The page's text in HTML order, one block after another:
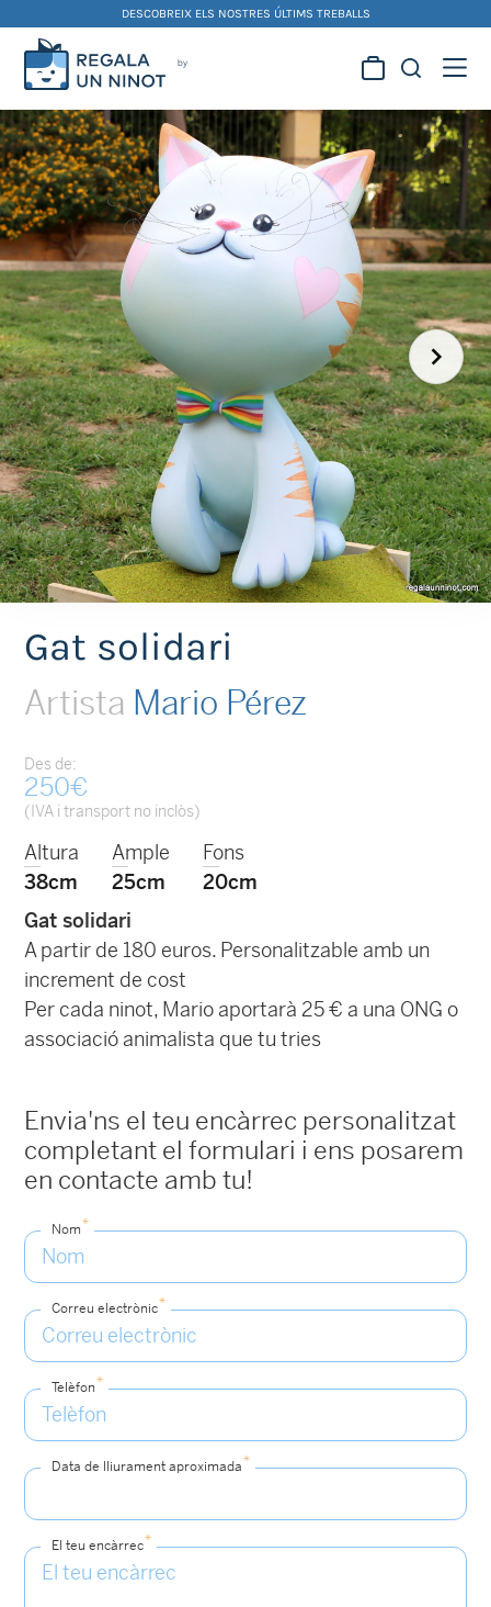
content
DESCOBREIX ELS NOSTRES ÚLTIMS TREBALLS
nostres artistes fallers i
foguerers
Gat solidari
Artista Mario Pérez
Des de:
250€
(IVA i transport no inclòs)
Altura
38cm
Ample
25cm
Fons
20cm
Gat solidari
A partir de 180 euros. Personalitzable amb un
increment de cost
Per cada ninot, Mario aportarà 25 € a una ONG o
associació animalista que tu tries
Envia'ns el teu encàrrec personalitzat
completant el formulari i ens posarem
en contacte amb tu!
Nom*
Correu electrònic*
Telèfon*
Data de lliurament aproximada*
El teu encàrrec*